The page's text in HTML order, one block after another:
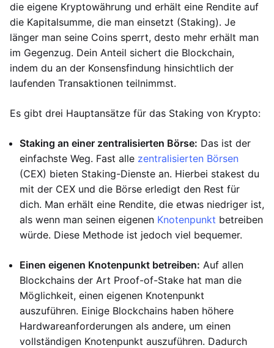
die eigene Kryptowährung und erhält eine Rendite auf
die Kapitalsumme, die man einsetzt (Staking). Je
länger man seine Coins sperrt, desto mehr erhält man
im Gegenzug. Dein Anteil sichert die Blockchain,
indem du an der Konsensfindung hinsichtlich der
laufenden Transaktionen teilnimmst.
Es gibt drei Hauptansätze für das Staking von Krypto:
Staking an einer zentralisierten Börse: Das ist der
einfachste Weg. Fast alle zentralisierten Börsen
(CEX) bieten Staking-Dienste an. Hierbei stakest du
mit der CEX und die Börse erledigt den Rest für
dich. Man erhält eine Rendite, die etwas niedriger ist,
als wenn man seinen eigenen Knotenpunkt betreiben
würde. Diese Methode ist jedoch viel bequemer.
Einen eigenen Knotenpunkt betreiben: Auf allen
Blockchains der Art Proof-of-Stake hat man die
Möglichkeit, einen eigenen Knotenpunkt
auszuführen. Einige Blockchains haben höhere
Hardwareanforderungen als andere, um einen
vollständigen Knotenpunkt auszuführen. Dadurch